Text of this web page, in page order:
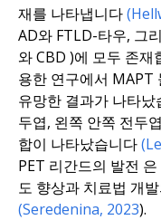
재를 나타냅니다
AD와 FTLD-타우, 그
와 CBD )에 모두 존재
용한 연구에서 MAPT
유망한 결과가 나타났
두엽, 왼쪽 안쪽 전두
합이 나타났습니다
PET 리간드의 발전
도 향상과 치료법 개
(Seredenina, 2023).